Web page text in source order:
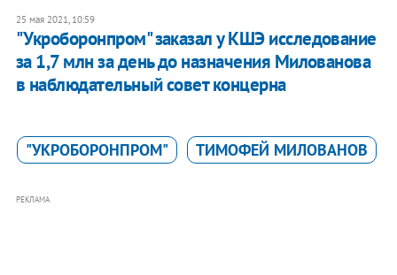
25 мая 2021, 10:59
"Укроборонпром" заказал у КШЭ исследование
за 1,7 млн за день до назначения Милованова
в наблюдательный совет концерна
"УКРОБОРОНПРОМ" ТИМОФЕЙ МИЛОВАНОВ
РЕКЛАМА